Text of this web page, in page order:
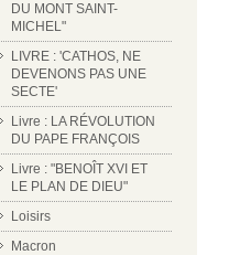
DU MONT SAINT-
MICHEL"
LIVRE : 'CATHOS, NE
DEVENONS PAS UNE
SECTE'
Livre : LA RÉVOLUTION
DU PAPE FRANÇOIS
Livre : "BENOÎT XVI ET
LE PLAN DE DIEU"
Loisirs
Macron